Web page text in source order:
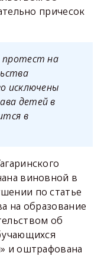
причесок
протест на
исключены
детей в
в
виновной в
по статье
на образование
об
и оштрафована